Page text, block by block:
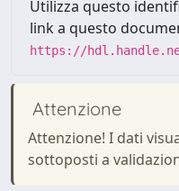
Utilizza questo
link a questo
https://
Attenzione
Attenzione! I dati
sottoposti a